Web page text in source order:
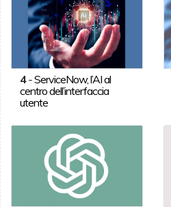
4-ServiceNow, l’AI al
centro dell’interfaccia
utente